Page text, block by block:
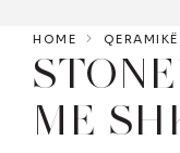
HOME QERAMIKË
ME